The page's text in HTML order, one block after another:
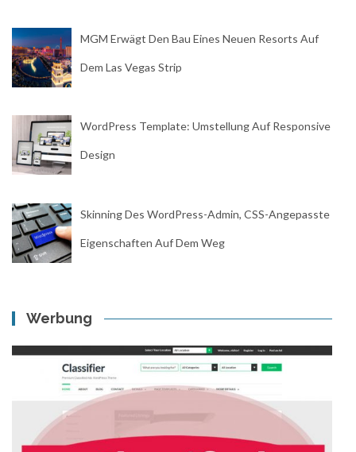
MGM Erwägt Den Bau Eines Neuen Resorts Auf
Dem Las Vegas Strip
WordPress Template: Umstellung Auf Responsive
Design
Skinning Des WordPress-Admin, CSS-Angepasste
Eigenschaften Auf Dem Weg
Werbung